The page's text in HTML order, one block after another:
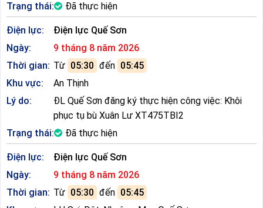
Trạng thái:
Đã thực hiện
Điện lực:
Điện lực Quế Sơn
Ngày:
9 tháng 8 năm 2026
Thời gian: Từ 05:30 đến 05:45
Khu vực:
An Thịnh
Lý do:
ĐL Quế Sơn đăng ký thực hiện công việc: Khôi
phục tụ bù Xuân Lư XT475TBI2
Trạng thái:
Đã thực hiện
Điện lực:
Điện lực Quế Sơn
Ngày:
9 tháng 8 năm 2026
Thời gian: Từ 05:30 đến 05:45